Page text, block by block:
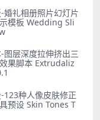
婚礼相册照片幻灯片
模板 Wedding Sli
图层深度拉伸挤出三
果脚本 Extrudaliz
-123种人像皮肤修正
预设 Skin Tones T